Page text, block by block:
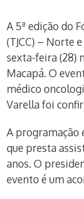
A 5ª edição do
(TJCC) – Norte
sexta-feira (28)
Macapá. O
médico
Varella foi
A programação
que presta
anos. O
evento é um